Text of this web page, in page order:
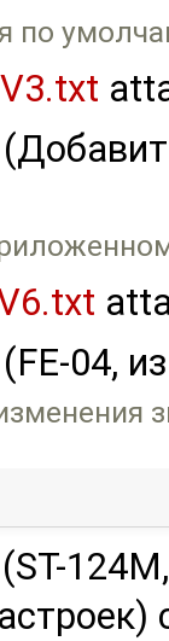
по
(FE-04,
(ST-